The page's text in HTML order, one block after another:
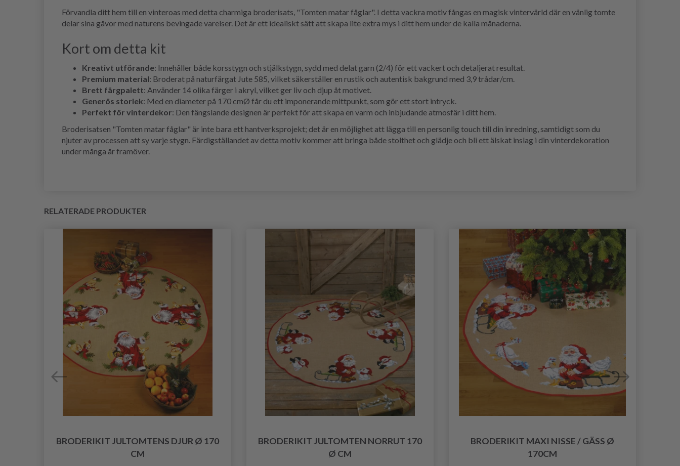
Förvandla ditt hem till en vinteroas med detta charmiga broderisats, "Tomten matar fåglar". I detta vackra motiv fångas en magisk vintervärld där en vänlig tomte
delar sina gåvor med naturens bevingade varelser. Det är ett idealiskt sätt att skapa lite extra mys i ditt hem under de kalla månaderna.
Kort om detta kit
Kreativt utförande: Innehåller både korsstygn och stjälkstygn, sydd med delat garn (2/4) för ett vackert och detaljerat resultat.
Premium material: Broderat på naturfärgat Jute 585, vilket säkerställer en rustik och autentisk bakgrund med 3,9 trådar/cm.
Brett färgpalett: Använder 14 olika färger i akryl, vilket ger liv och djup åt motivet.
Generös storlek: Med en diameter på 170 cmØ får du ett imponerande mittpunkt, som gör ett stort intryck.
Perfekt för vinterdekor: Den fängslande designen är perfekt för att skapa en varm och inbjudande atmosfär i ditt hem.
Broderisatsen "Tomten matar fåglar" är inte bara ett hantverksprojekt; det är en möjlighet att lägga till en personlig touch till din inredning, samtidigt som du
njuter av processen att sy varje stygn. Färdigställandet av detta motiv kommer att bringa både stolthet och glädje och bli ett älskat inslag i din vinterdekoration
under många år framöver.
RELATERADE PRODUKTER
BRODERIKIT JULTOMTENS DJUR Ø 170
CM
BRODERIKIT JULTOMTEN NORRUT 170
Ø CM
BRODERIKIT MAXI NISSE / GÄSS Ø
170CM